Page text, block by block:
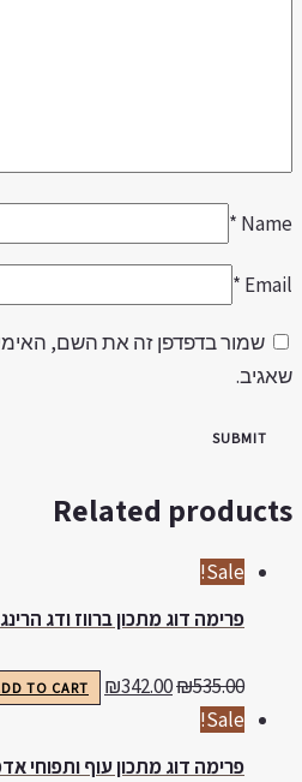
*
*
שמור בדפדפן זה את השם,
Related
Sale!
פרימה דוג מתכון ברווז ודג הרינג 10 קג
₪535.00
₪342.00
ADD TO CART
Sale!
פרימה דוג מתכון עוף ותפוחי אדמה